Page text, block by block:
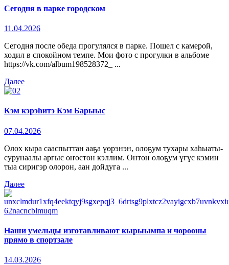
Сегодня в парке городском
11.04.2026
Сегодня после обеда прогулялся в парке. Пошел с камерой,
ходил в спокойном темпе. Мои фото с прогулки в альбоме
https://vk.com/album198528372_ ...
Далее
Кэм кэрэһитэ Кэм Барыыс
07.04.2026
Олох кыра сааспыттан ааҕа үөрэнэн, олоҕум тухары хаһыаты-
сурунаалы аргыс оҥостон кэллим. Онтон олоҕум үгүс кэмин
тыа сиригэр олорон, аан дойдуга ...
Далее
Наши умельцы изготавливают кырыымпа и чорооны
прямо в спортзале
14.03.2026